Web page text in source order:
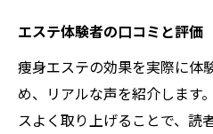
エステ体験者の口コミと評価
痩身エステの効果を実際に体
め、リアルな声を紹介します
スよく取り上げることで、読